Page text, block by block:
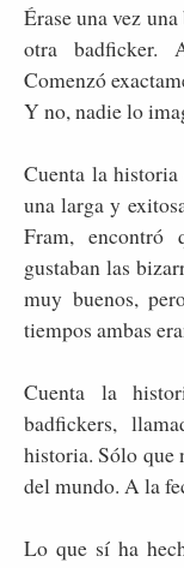
Érase una vez
otra badficker.
Comenzó
Y no, nadie lo
Cuenta la
una larga y
Fram, encontró
gustaban las
muy buenos,
tiempos ambas
Cuenta la
badfickers,
historia. Sólo que
del mundo. A la
Lo que sí ha